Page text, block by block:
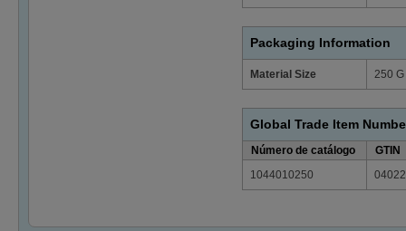
Packaging Information
Material Size 250 G
Global Trade Item
Número de catálogo
GTIN
1044010250